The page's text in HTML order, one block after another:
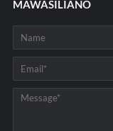
MAWASILIANO